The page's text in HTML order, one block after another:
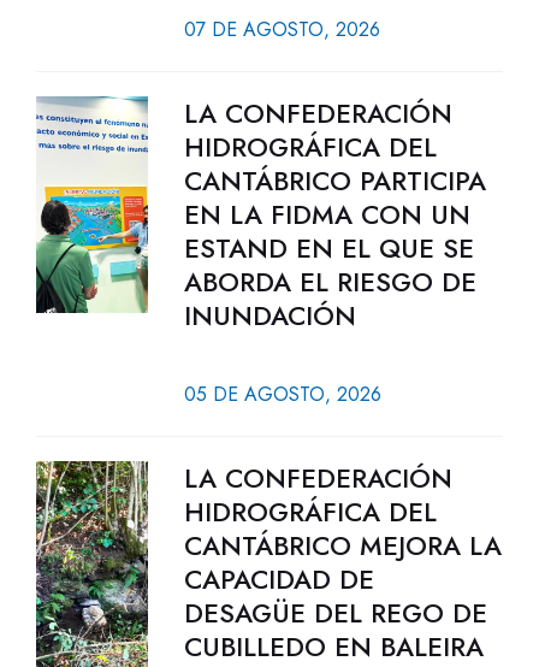
07 DE AGOSTO, 2026
LA CONFEDERACIÓN
HIDROGRÁFICA DEL
CANTÁBRICO PARTICIPA
EN LA FIDMA CON UN
ESTAND EN EL QUE SE
ABORDA EL RIESGO DE
INUNDACIÓN
05 DE AGOSTO, 2026
LA CONFEDERACIÓN
HIDROGRÁFICA DEL
CANTÁBRICO MEJORA LA
CAPACIDAD DE
DESAGÜE DEL REGO DE
CUBILLEDO EN BALEIRA